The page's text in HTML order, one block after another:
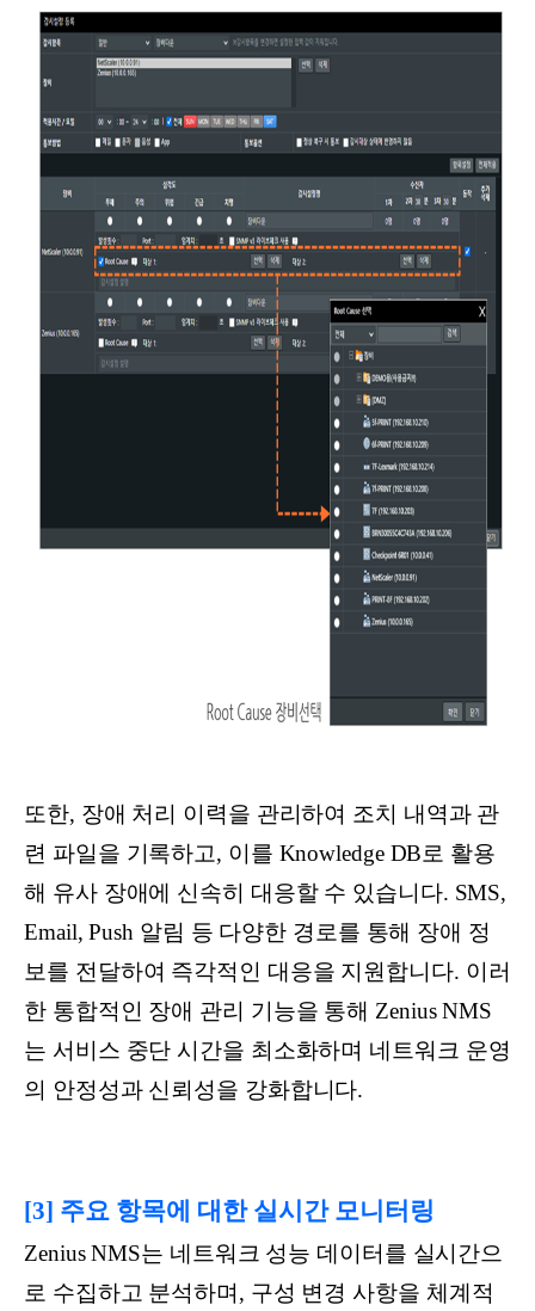
또한, 장애 처리 이력을 관리하여 조치 내역과 관
련 파일을 기록하고, 이를 Knowledge DB로 활용
해 유사 장애에 신속히 대응할 수 있습니다. SMS,
Email, Push 알림 등 다양한 경로를 통해 장애 정
보를 전달하여 즉각적인 대응을 지원합니다. 이러
한 통합적인 장애 관리 기능을 통해 Zenius NMS
는 서비스 중단 시간을 최소화하며 네트워크 운영
의 안정성과 신뢰성을 강화합니다.
[3] 주요 항목에 대한 실시간 모니터링
Zenius NMS는 네트워크 성능 데이터를 실시간으
로 수집하고 분석하며, 구성 변경 사항을 체계적